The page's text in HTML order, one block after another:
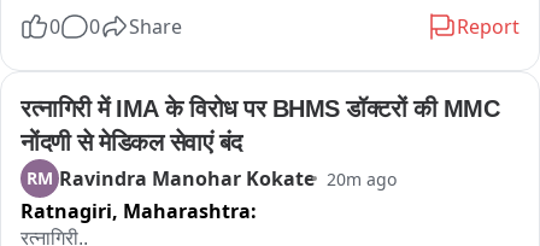
प्रबंधन ने उन्हें बताया कि हब्बू को दिल का दौरा पड़ा है और मरीज को जिला
लेकर गए लेकिन डॉक्टर्स ने उन्हें मृत घोषित कर दिया। बुजुर्ग के सहयोगी के
मुताबिक हब्बू को कोई बीमारी नहीं थी सिर्फ एलर्जी थी जिसका इलाज कराने
आए थे सब कुछ सामान्य था लेकिन सिटी अस्पताल में जो इलाज दिया गया
उसकी वजह से कुछ मिनटों में ही हालत बिगड़ी और मौत हुई, देर रात दमोह
पहुंचे बुजुर्ग के परिजनों ने बबाल किया और दोषी डाक्टर के साथ अस्पताल
प्रबंधन कर कार्यवाही की मांग भी की है।
0 0 Share Report
रत्नागिरी में IMA के विरोध पर BHMS डॉक्टरों की MMC
नोंदणी से मेडिकल सेवाएं बंद
RM Ravindra Manohar Kokate 20m ago
Ratnagiri, Maharashtra:
रत्नागिरी..